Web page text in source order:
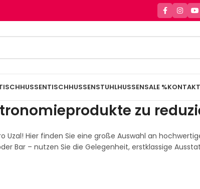
TISCHHUSSENSTUHLHUSSENSALE %KONTAKT
zu
Uzal! Hier finden Sie eine große Auswahl an
Bar – nutzen Sie die Gelegenheit, erstklassige